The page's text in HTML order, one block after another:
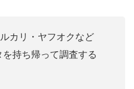
カリ・ヤフオクなど
持ち帰って調査する